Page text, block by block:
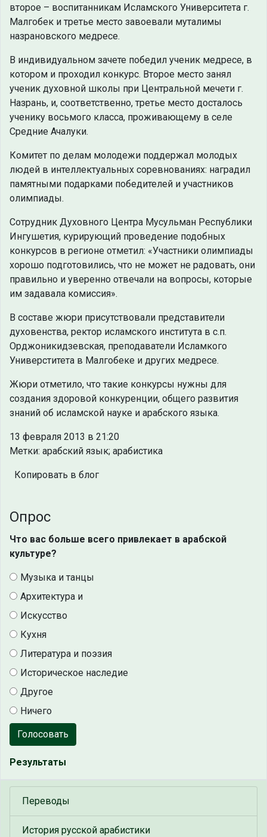
второе – воспитанникам Исламского Университета г.
Малгобек и третье место завоевали муталимы
назрановского медресе.
В индивидуальном зачете победил ученик медресе, в
котором и проходил конкурс. Второе место занял
ученик духовной школы при Центральной мечети г.
Назрань, и, соответственно, третье место досталось
ученику восьмого класса, проживающему в селе
Средние Ачалуки.
Комитет по делам молодежи поддержал молодых
людей в интеллектуальных соревнованиях: наградил
памятными подарками победителей и участников
олимпиады.
Сотрудник Духовного Центра Мусульман Республики
Ингушетия, курирующий проведение подобных
конкурсов в регионе отметил: «Участники олимпиады
хорошо подготовились, что не может не радовать, они
правильно и уверенно отвечали на вопросы, которые
им задавала комиссия».
В составе жюри присутствовали представители
духовенства, ректор исламского института в с.п.
Орджоникидзевская, преподаватели Исламкого
Универститета в Малгобеке и других медресе.
Жюри отметило, что такие конкурсы нужны для
создания здоровой конкуренции, общего развития
знаний об исламской науке и арабского языка.
13 февраля 2013 в 21:20
Метки: арабский язык; арабистика
Копировать в блог
Опрос
Что вас больше всего привлекает в арабской
культуре?
Музыка и танцы
Архитектура и
Искусство
Кухня
Литература и поэзия
Историческое наследие
Другое
Ничего
Голосовать
Результаты
Переводы
История русской арабистики